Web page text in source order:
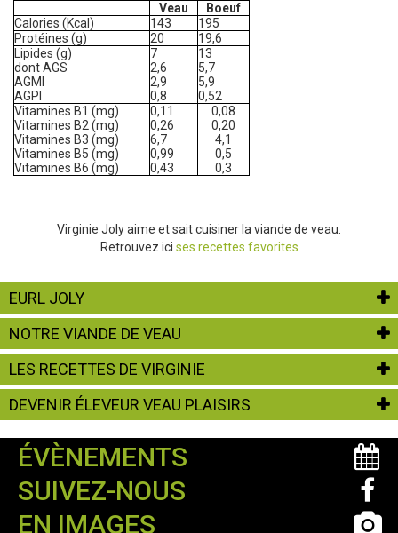
Veau
Boeuf
Calories (Kcal)
143
195
Protéines (g)
20
19,6
Lipides (g)
dont AGS
AGMI
AGPI
7
2,6
2,9
0,8
13
5,7
5,9
0,52
Vitamines B1 (mg)
Vitamines B2 (mg)
Vitamines B3 (mg)
Vitamines B5 (mg)
Vitamines B6 (mg)
0,11
0,26
6,7
0,99
0,43
0,08
0,20
4,1
0,5
0,3
Virginie Joly aime et sait cuisiner la viande de veau.
Retrouvez ici ses recettes favorites
EURL JOLY
NOTRE VIANDE DE VEAU
LES RECETTES DE VIRGINIE
DEVENIR ÉLEVEUR VEAU PLAISIRS
ÉVÈNEMENTS
SUIVEZ-NOUS
EN IMAGES